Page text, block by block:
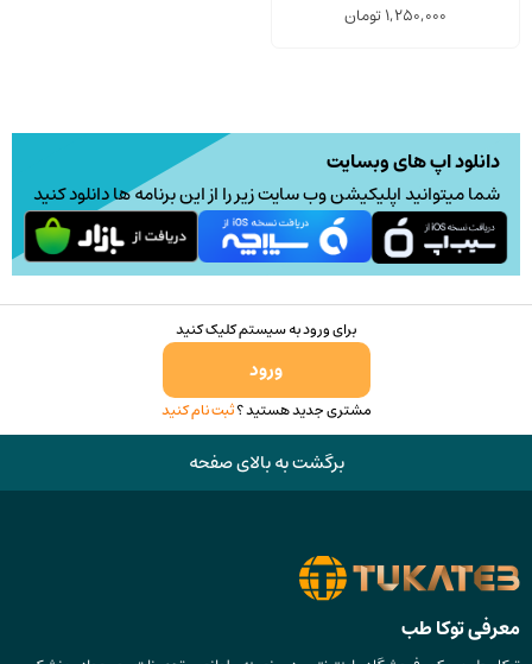
1,250,000تومان
دانلود اپ های وبسایت
شما میتوانید اپلیکیشن وب سایت زیر را از این برنامه ها دانلود کنید
برای ورود به سیستم کلیک کنید
ورود
مشتری جدید هستید ؟ثبت نام کنید
برگشت به بالای صفحه
معرفی توکا طب